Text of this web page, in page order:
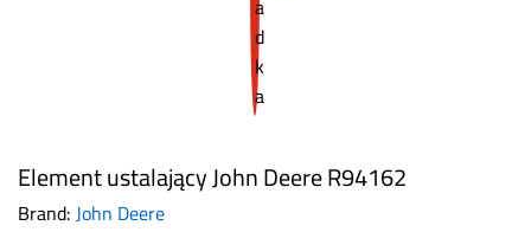
Element ustalający John Deere R94162
Brand:John Deere